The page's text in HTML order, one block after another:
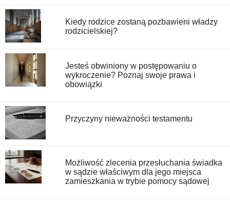
Kiedy rodzice zostaną pozbawieni władzy
rodzicielskiej?
Jesteś obwiniony w postępowaniu o
wykroczenie? Poznaj swoje prawa i
obowiązki
Przyczyny nieważności testamentu
Możliwość zlecenia przesłuchania świadka
w sądzie właściwym dla jego miejsca
zamieszkania w trybie pomocy sądowej